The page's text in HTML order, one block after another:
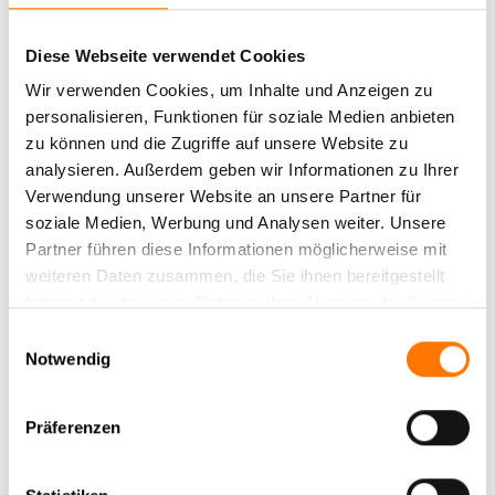
Diese Webseite verwendet Cookies
Wir verwenden Cookies, um Inhalte und Anzeigen zu
personalisieren, Funktionen für soziale Medien anbieten
zu können und die Zugriffe auf unsere Website zu
analysieren. Außerdem geben wir Informationen zu Ihrer
Verwendung unserer Website an unsere Partner für
soziale Medien, Werbung und Analysen weiter. Unsere
Partner führen diese Informationen möglicherweise mit
weiteren Daten zusammen, die Sie ihnen bereitgestellt
Notwendig
Präferenzen
Einführung von Teilkrankschreibungen durch
Beschäftigte künftig auch nur zu einem Anteil von 25, 50 oder
75 Prozent ihrer üblichen Arbeitszeit krankgeschrieben werden
könnten.
Wenn der Verdacht bleibt: Detektive als letzte
Instanz
Auch mit strengeren gesetzlichen Vorgaben lässt sich nicht
jeder Zweifelsfall restlos klären. Bleiben bei Arbeitgebern trotz
vorgelegter Bescheinigung berechtigte Zweifel an einer
von Kurzerkrankungen oder konkreten Hinweisen auf einen
Beauftragung einer Detektei ein probates Mittel sein. Detektive
können im Rahmen der geltenden Gesetze unauffällig